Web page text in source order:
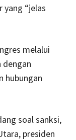
yang “jelas
melalui
dengan
hubungan
soal sanksi,
presiden